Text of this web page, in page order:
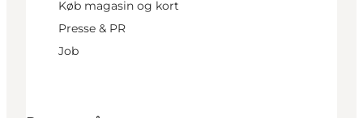
Køb magasin og kort
Presse & PR
Job